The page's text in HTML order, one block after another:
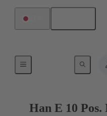
電流：16A以下
Han E 10